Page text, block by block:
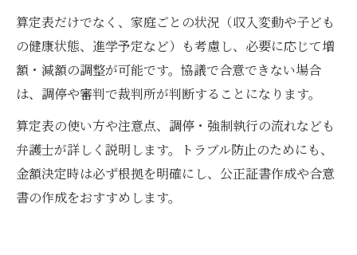
算定表だけでなく、家庭ごとの状況（収入変動や子ども
の健康状態、進学予定など）も考慮し、必要に応じて増
額・減額の調整が可能です。協議で合意できない場合
は、調停や審判で裁判所が判断することになります。
算定表の使い方や注意点、調停・強制執行の流れなども
弁護士が詳しく説明します。トラブル防止のためにも、
金額決定時は必ず根拠を明確にし、公正証書作成や合意
書の作成をおすすめします。